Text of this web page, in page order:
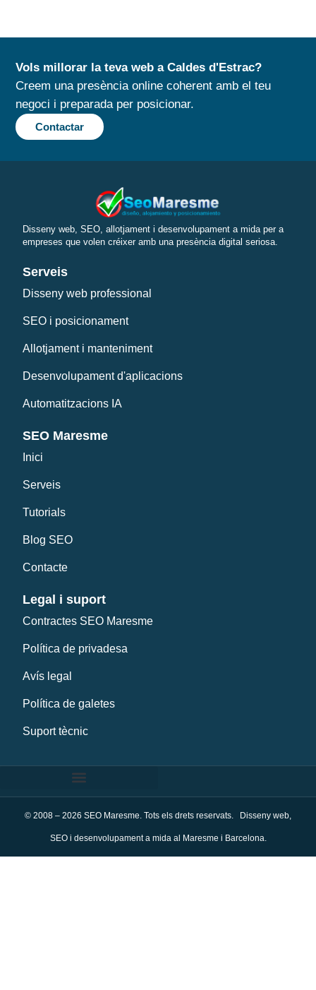
Vols millorar la teva web a Caldes d'Estrac?
Creem una presència online coherent amb el teu
negoci i preparada per posicionar.
Contactar
Disseny web, SEO, allotjament i desenvolupament a mida per a
empreses que volen créixer amb una presència digital seriosa.
Serveis
Disseny web professional
SEO i posicionament
Allotjament i manteniment
Desenvolupament d'aplicacions
Automatitzacions IA
SEO Maresme
Inici
Serveis
Tutorials
Blog SEO
Contacte
Legal i suport
Contractes SEO Maresme
Política de privadesa
Avís legal
Política de galetes
Suport tècnic
© 2008 – 2026 SEO Maresme. Tots els drets reservats. Disseny web,
SEO i desenvolupament a mida al Maresme i Barcelona.